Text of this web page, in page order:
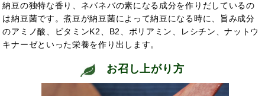
納豆の独特な香り、ネバネバの素になる成分を作りだしているの
は納豆菌です。煮豆が納豆菌によって納豆になる時に、旨み成分
のアミノ酸、ビタミンK2、B2、ポリアミン、レシチン、ナットウ
キナーゼといった栄養を作り出します。
お召し上がり方